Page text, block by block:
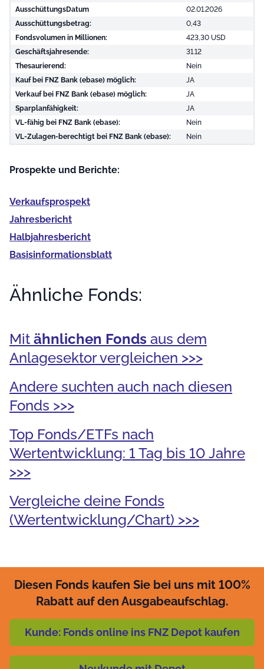
AusschüttungsDatum
02.01.2026
Ausschüttungsbetrag:
0,43
Fondsvolumen in Millionen:
423,30 USD
Geschäftsjahresende:
31.12
Thesaurierend:
Nein
Kauf bei FNZ Bank (ebase) möglich:
JA
Verkauf bei FNZ Bank (ebase) möglich:
JA
Sparplanfähigkeit:
JA
VL-fähig bei FNZ Bank (ebase):
Nein
VL-Zulagen-berechtigt bei FNZ Bank (ebase):
Nein
Prospekte und Berichte:
Verkaufs­prospekt
Jahres­bericht
Halb­jahres­bericht
Basis­informationsblatt
Ähnliche Fonds:
Mit ähnlichen Fonds aus dem
Anlagesektor vergleichen >>>
Andere suchten auch nach diesen
Fonds >>>
Top Fonds/ETFs nach
Wertentwicklung: 1 Tag bis 10 Jahre
>>>
Vergleiche deine Fonds
(Wertentwicklung/Chart) >>>
Diesen Fonds kaufen Sie bei uns mit 100%
Rabatt auf den Ausgabeaufschlag.
Kunde: Fonds online ins FNZ Depot kaufen